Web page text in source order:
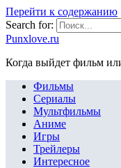
Перейти к содержанию
Search for:
Punxlove.ru
Когда выйдет фильм
Фильмы
Сериалы
Мультфильмы
Аниме
Игры
Трейлеры
Интересное